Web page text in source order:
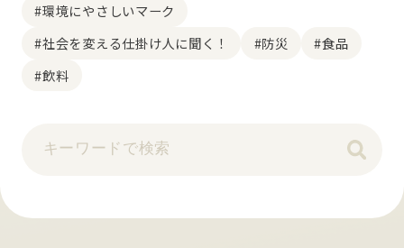
#環境にやさしいマーク
#社会を変える仕掛け人に聞く！
#防災
#食品
#飲料